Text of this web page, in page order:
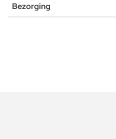
Bezorging